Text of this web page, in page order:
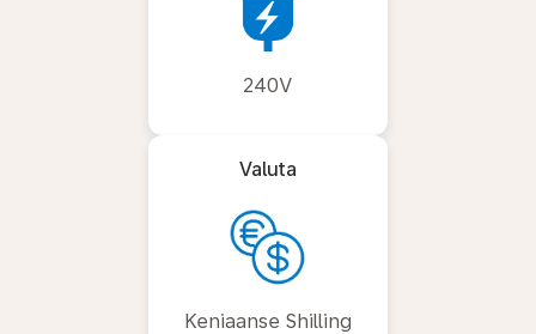
240V
Valuta
Keniaanse Shilling